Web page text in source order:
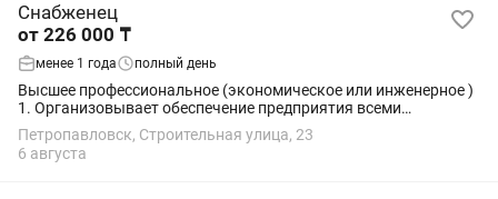
Снабженец
от 226 000 ₸
менее 1 года полный день
Высшее профессиональное (экономическое или инженерное )
1. Организовывает обеспечение предприятия всеми
необходимыми для его производственной деятельности
материальными ресурсами. 2.Вести оперативный...
Петропавловск, Строительная улица, 23
6 августа